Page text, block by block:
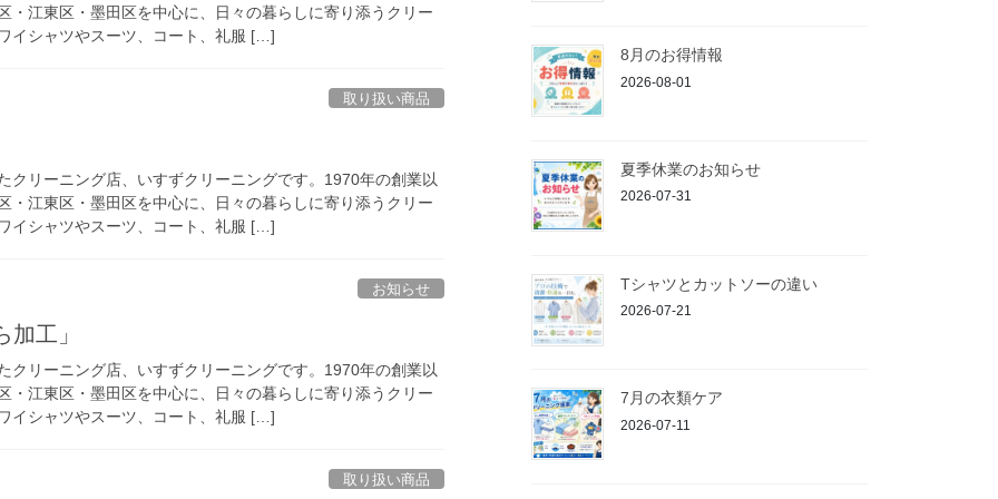
・江東区・墨田区を中心に、日々の暮らしに寄り添うクリー
イシャツやスーツ、コート、礼服 […]
取り扱い商品
クリーニング店、いすずクリーニングです。1970年の創業以
・江東区・墨田区を中心に、日々の暮らしに寄り添うクリー
イシャツやスーツ、コート、礼服 […]
お知らせ
加工」
クリーニング店、いすずクリーニングです。1970年の創業以
・江東区・墨田区を中心に、日々の暮らしに寄り添うクリー
イシャツやスーツ、コート、礼服 […]
取り扱い商品
8月のお得情報
2026-08-01
夏季休業のお知らせ
2026-07-31
Tシャツとカットソーの違い
2026-07-21
7月の衣類ケア
2026-07-11